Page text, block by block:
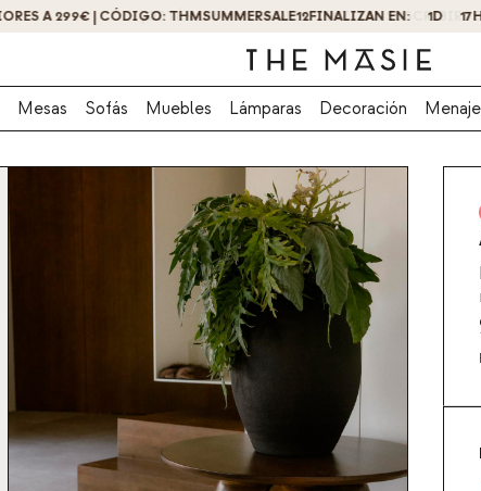
¡OBTÉN UN -10% DE DESCUENTO AL SUSCRIBIRTE
Mesas Sofás Muebles Lámparas Decoración Menaje